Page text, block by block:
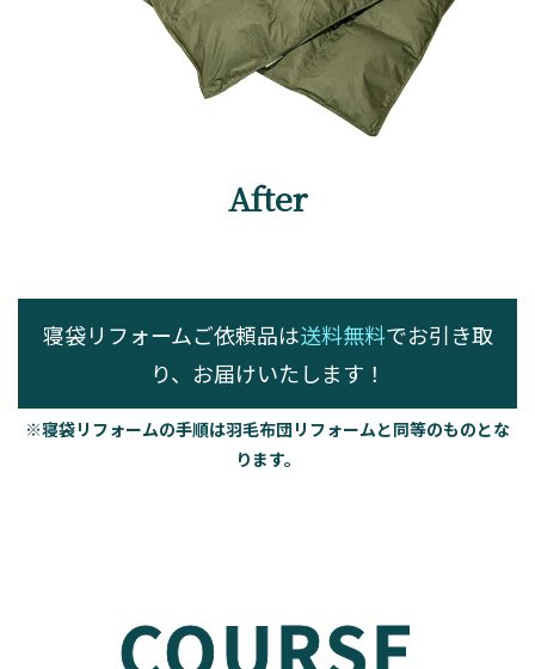
After
寝袋リフォームご依頼品は送料無料でお引き取
り、お届けいたします！
※寝袋リフォームの手順は羽毛布団リフォームと同等のものとな
ります。
COURSE